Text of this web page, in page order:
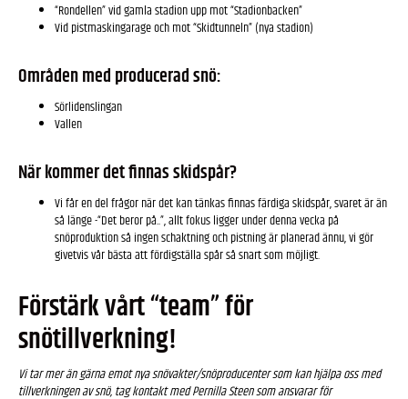
“Rondellen” vid gamla stadion upp mot “Stadionbacken”
Vid pistmaskingarage och mot “Skidtunneln” (nya stadion)
Områden med producerad snö:
Sörlidenslingan
Vallen
När kommer det finnas skidspår?
Vi får en del frågor när det kan tänkas finnas färdiga skidspår, svaret är än
så länge -“Det beror på..”, allt fokus ligger under denna vecka på
snöproduktion så ingen schaktning och pistning är planerad ännu, vi gör
givetvis vår bästa att fördigställa spår så snart som möjligt.
Förstärk vårt “team” för
snötillverkning!
Vi tar mer än gärna emot nya snövakter/snöproducenter som kan hjälpa oss med
tillverkningen av snö, tag kontakt med Pernilla Steen som ansvarar för